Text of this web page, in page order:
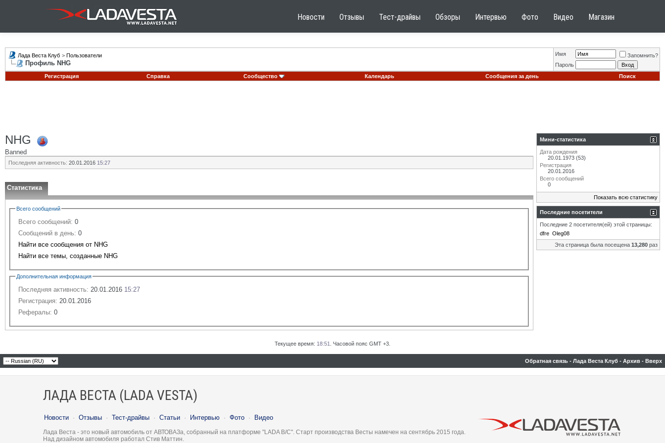
Новости Отзывы Тест-драйвы Обзоры Интервью Фото Видео Магазин
Лада Веста Клуб > Пользователи
Профиль NHG
Имя
Запомнить?
Пароль
Регистрация
Справка Сообщество Календарь Сообщения за день Поиск
NHG
Banned
Последняя активность: 20.01.2016 15:27
Статистика
Всего сообщений
Всего сообщений: 0
Сообщений в день: 0
Найти все сообщения от NHG
Найти все темы, созданные NHG
Дополнительная информация
Последняя активность: 20.01.2016 15:27
Регистрация: 20.01.2016
Рефералы: 0
Мини-статистика
Дата рождения
20.01.1973 (53)
Регистрация
20.01.2016
Всего сообщений
0
Показать всю статистику
Последние посетители
Последние 2 посетителя(ей) этой страницы:
dfre Oleg08
Эта страница была посещена 13,280 раз
Текущее время: 18:51 . Часовой пояс GMT +3.
Обратная связь - Лада Веста Клуб - Архив - Вверх
ЛАДА ВЕСТА (LADA VESTA)
Новости · Отзывы · Тест-драйвы · Статьи · Интервью · Фото · Видео
Лада Веста - это новый автомобиль от АВТОВАЗа, собранный на платформе "LADA B/C". Старт производства Весты намечен на сентябрь 2015 года.
Над дизайном автомобиля работал Стив Маттин.